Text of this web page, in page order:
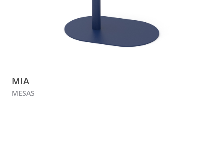
MIA
MESAS